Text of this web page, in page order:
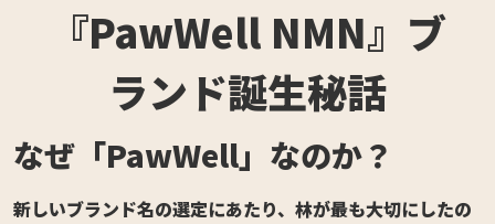
『PawWell NMN』ブ
ランド誕生秘話
なぜ「PawWell」なのか？
新しいブランド名の選定にあたり、林が最も大切にしたの